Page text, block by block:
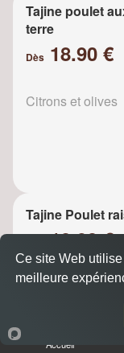
Tajine poulet
terre
Dès 18.90 €
Citrons et olives
Tajine Poulet
18.90 €
Accueil
Ce site Web
meilleure